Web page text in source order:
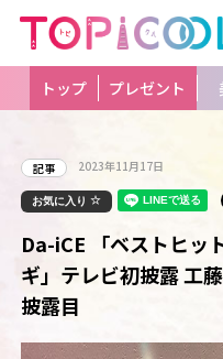
トップ プレゼント
記事 2023年11月17日
お気に入り
Da-iCE 「ベストヒッ
ギ」テレビ初披露 工
披露目